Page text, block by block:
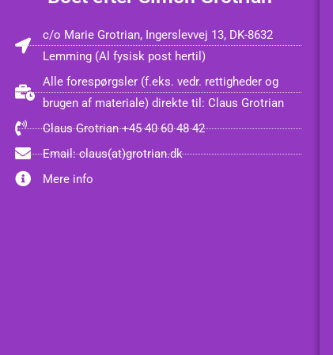
c/o Marie Grotrian, Ingerslevvej 13, DK-8632
Lemming (Al fysisk post hertil)
Alle forespørgsler (f.eks. vedr. rettigheder og
brugen af materiale) direkte til: Claus Grotrian
Claus Grotrian +45 40 60 48 42
Email: claus(at)grotrian.dk
Mere info